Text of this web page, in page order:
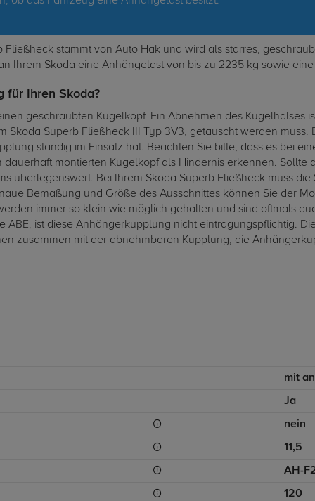
stammt von Auto Hak und wird als starres,
Ihrem Skoda eine Anhängelast von bis zu 2235 kg sowie
für Ihren Skoda?
geschraubten Kugelkopf. Ein Abnehmen des Kugelhalses
Superb Fließheck III Typ 3V3, getauscht werden muss.
ständig im Einsatz hat. Beachten Sie bitte, dass es bei
montierten Kugelkopf als Hindernis erkennen. Sollte
überlegenswert. Bei Ihrem Skoda Superb Fließheck muss
Bemaßung und Größe des Ausschnittes können Sie der
immer so klein wie möglich gehalten und sind oftmals
ist diese Anhängerkupplung nicht eintragungspflichtig.
zusammen mit der abnehmbaren Kupplung, die
mit
Ja
nein
11,5
AH-
120